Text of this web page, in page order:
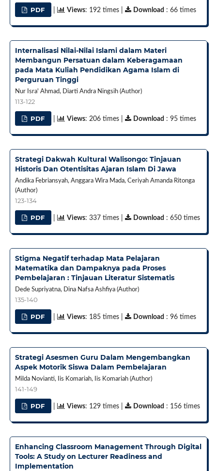
PDF Views: 192 times | Download : 66 times
Internalisasi Nilai-Nilai Islami dalam Materi
Membangun Persatuan dalam Keberagamaan
pada Mata Kuliah Pendidikan Agama Islam di
Perguruan Tinggi
Nur Isra' Ahmad, Diarti Andra Ningsih (Author)
113-122
PDF Views: 206 times | Download : 95 times
Strategi Dakwah Kultural Walisongo: Tinjauan
Historis Dan Otentisitas Ajaran Islam Di Jawa
Andika Febriansyah, Anggara Wira Mada, Ceriyah Amanda Ritonga
(Author)
123-134
PDF Views: 337 times | Download : 650 times
Stigma Negatif terhadap Mata Pelajaran
Matematika dan Dampaknya pada Proses
Pembelajaran : Tinjauan Literatur Sistematis
Dede Supriyatna, Dina Nafsa Ashfiya (Author)
135-140
PDF Views: 185 times | Download : 96 times
Strategi Asesmen Guru Dalam Mengembangkan
Aspek Motorik Siswa Dalam Pembelajaran
Milda Novianti, Iis Komariah, Iis Komariah (Author)
141-149
PDF Views: 129 times | Download : 156 times
Enhancing Classroom Management Through Digital
Tools: A Study on Lecturer Readiness and
Implementation